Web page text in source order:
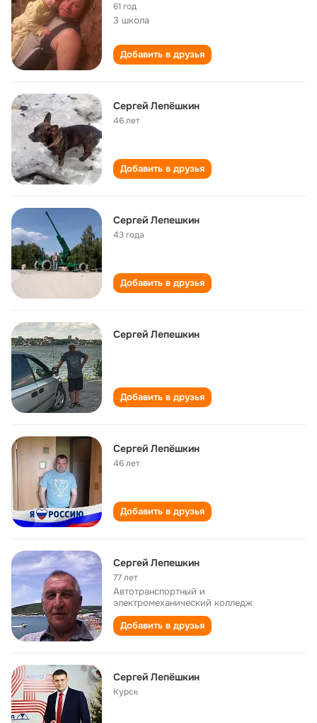
61 год
3 школа
Добавить в друзья
Сергей Лепёшкин
46 лет
Добавить в друзья
Сергей Лепешкин
43 года
Добавить в друзья
Сергей Лепешкин
Добавить в друзья
Сергей Лепёшкин
46 лет
Добавить в друзья
Сергей Лепешкин
77 лет
Автотранспортный и
электромеханический колледж
Добавить в друзья
Сергей Лепёшкин
Курск